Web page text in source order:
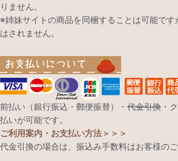
りません。
※姉妹サイトの商品を同梱することは可能で
はされません。
前払い（銀行振込・郵便振替）・ 代金引換 ・
払いが可能です。
ご利用案内・お支払い方法＞＞＞
代金引換の場合は、振込み手数料はお客様の